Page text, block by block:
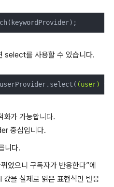
select를 사용할 수 있습니다.
(user) =>
화가 가능합니다.
중심입니다.
니다.
었으니 구독자가 반응한다”에
을 실제로 읽은 표현식만 반응